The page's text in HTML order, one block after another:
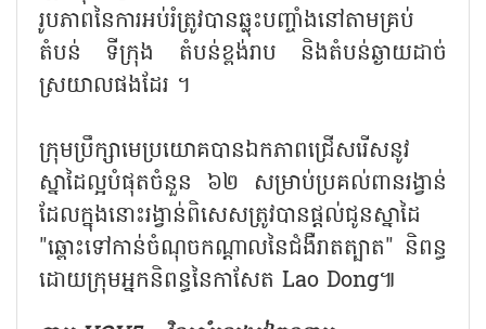
រូបភាពនៃការអប់រំត្រូវបានឆ្លុះបញ្ចាំងនៅតាមគ្រប់
តំបន់ ទីក្រុង តំបន់ខ្ពង់រាប និងតំបន់ឆ្ងាយដាច់
ស្រយាលផងដែរ ។
ក្រុមប្រឹក្សាមេប្រយោគបានឯកភាពជ្រើសរើសនូវ
ស្នាដៃល្អបំផុតចំនួន ៦២ សម្រាប់ប្រគល់ពានរង្វាន់
ដែលក្នុងនោះរង្វាន់ពិសេសត្រូវបានផ្តល់ជូនស្នាដៃ
"ឆ្ពោះទៅកាន់ចំណុចកណ្ដាលនៃជំងឺរាតត្បាត" និពន្ធ
ដោយក្រុមអ្នកនិពន្ធនៃកាសែត Lao Dong៕